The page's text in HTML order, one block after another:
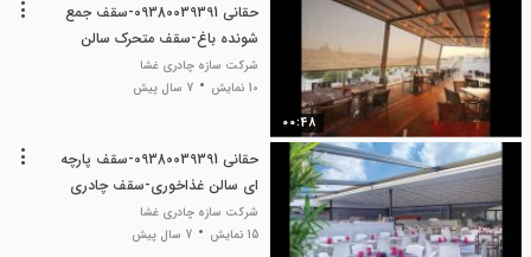
00:48
حقانی 09380039391-سقف جمع
شونده باغ-سقف متحرک سالن
رستوران
شرکت سازه چادری غشا
10 نمایش
7 سال پیش
حقانی 09380039391-سقف پارچه
ای سالن غذاخوری-سقف چادری
سالن رستوران
شرکت سازه چادری غشا
15 نمایش
7 سال پیش